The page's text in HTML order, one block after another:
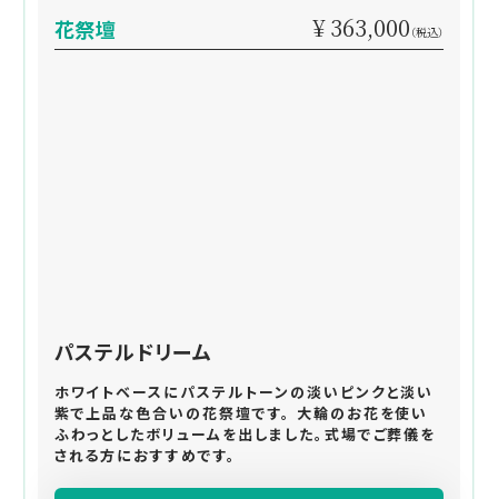
花祭壇 ¥ 363,000 （税込）
パステルドリーム
ホワイトベースにパステルトーンの淡いピンクと淡い
紫で上品な色合いの花祭壇です。 大輪のお花を使い
ふわっとしたボリュームを出しました。式場でご葬儀を
される方におすすめです。